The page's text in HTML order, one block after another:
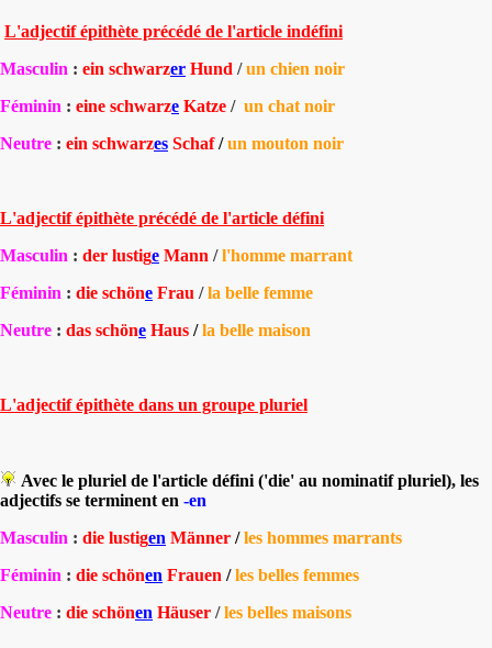
L'adjectif épithète précédé de l'article indéfini
Masculin : ein schwarzer Hund /un chien noir
Féminin : eine schwarze Katze / un chat noir
Neutre : ein schwarzes Schaf/ un mouton noir
L'adjectif épithète précédé de l'article défini
Masculin : der lustige Mann /l'homme marrant
Féminin : die schöne Frau /la belle femme
Neutre : das schöne Haus /la belle maison
L'adjectif épithète dans un groupe pluriel
Avec le pluriel de l'article défini ('die' au nominatif pluriel), les
adjectifs se terminent en -en
Masculin : die lustigen Männer / les hommes marrants
Féminin : die schönen Frauen / les belles femmes
Neutre : die schönen Häuser /les belles maisons